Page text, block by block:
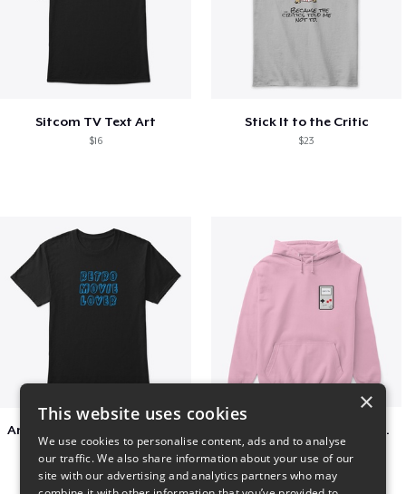
Sitcom TV Text Art
$16
Stick It to the Critic
$23
$25
Persian Cat watching Cats TV
$7
×
This website uses cookies
We use cookies to personalise content, ads and to analyse
our traffic. We also share information about your use of our
site with our advertising and analytics partners who may